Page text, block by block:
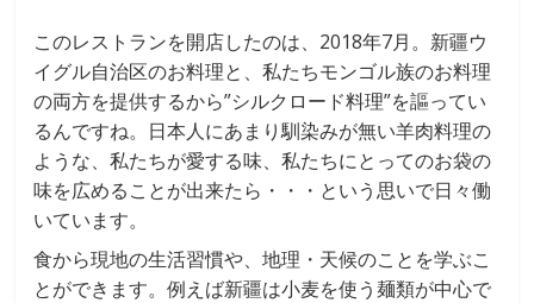
このレストランを開店したのは、2018年7月。新疆ウ
イグル自治区のお料理と、私たちモンゴル族のお料理
の両方を提供するから”シルクロード料理”を謳ってい
るんですね。日本人にあまり馴染みが無い羊肉料理の
ような、私たちが愛する味、私たちにとってのお袋の
味を広めることが出来たら・・・という思いで日々働
いています。
食から現地の生活習慣や、地理・天候のことを学ぶこ
とができます。例えば新疆は小麦を使う麺類が中心で